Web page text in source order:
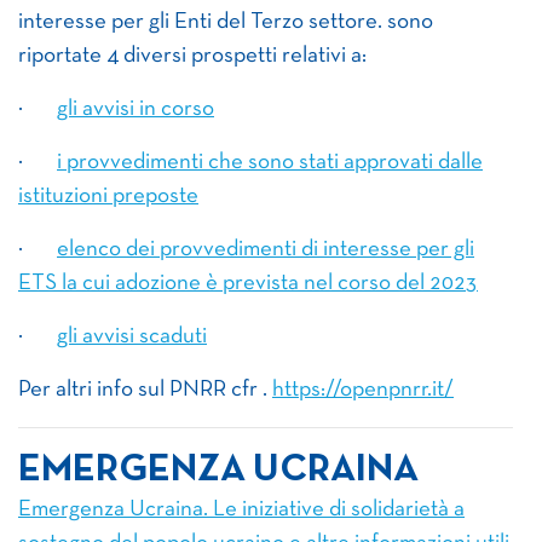
interesse per gli Enti del Terzo settore. sono
riportate 4 diversi prospetti relativi a:
· gli avvisi in corso
· i provvedimenti che sono stati approvati dalle
istituzioni preposte
· elenco dei provvedimenti di interesse per gli
ETS la cui adozione è prevista nel corso del 2023
· gli avvisi scaduti
Per altri info sul PNRR cfr . https://openpnrr.it/
EMERGENZA UCRAINA
Emergenza Ucraina. Le iniziative di solidarietà a